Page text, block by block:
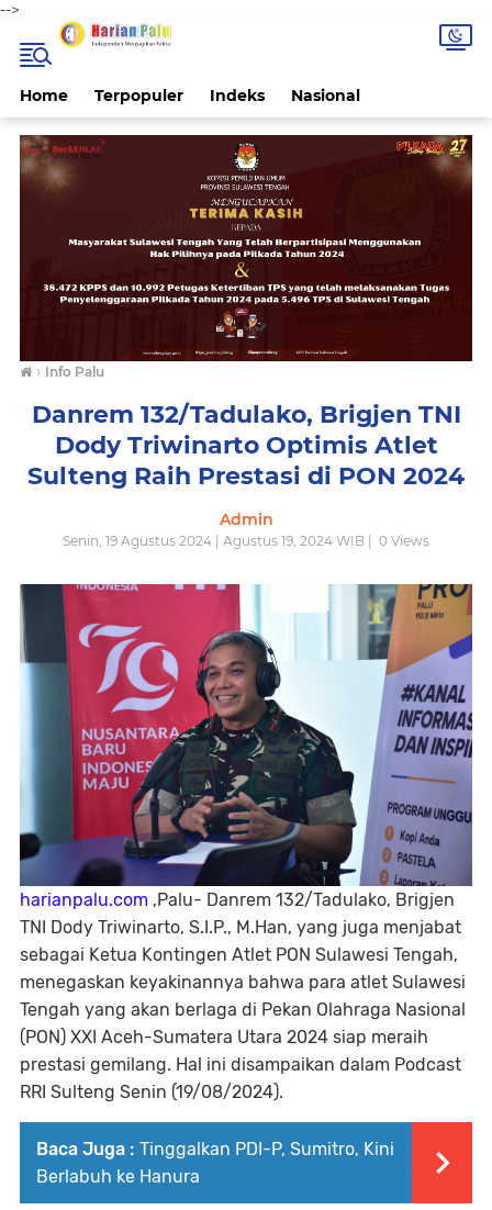
-->
Home Terpopuler Indeks Nasional
› Info Palu
Danrem 132/Tadulako, Brigjen TNI
Dody Triwinarto Optimis Atlet
Sulteng Raih Prestasi di PON 2024
Admin
Senin, 19 Agustus 2024 | Agustus 19, 2024 WIB | 0 Views
harianpalu.com ,Palu- Danrem 132/Tadulako, Brigjen
TNI Dody Triwinarto, S.I.P., M.Han, yang juga menjabat
sebagai Ketua Kontingen Atlet PON Sulawesi Tengah,
menegaskan keyakinannya bahwa para atlet Sulawesi
Tengah yang akan berlaga di Pekan Olahraga Nasional
(PON) XXI Aceh-Sumatera Utara 2024 siap meraih
prestasi gemilang. Hal ini disampaikan dalam Podcast
RRI Sulteng Senin (19/08/2024).
Baca Juga : Tinggalkan PDI-P, Sumitro, Kini
Berlabuh ke Hanura